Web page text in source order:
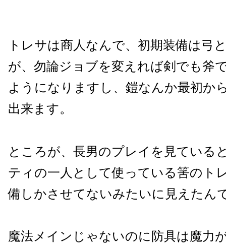
トレサは商人なんで、初期装備は弓
が、勿論ジョブを変えれば剣でも斧
ようになりますし、鎧なんか最初か
出来ます。
ところが、長男のプレイを見ている
ティの一人として使っている筈のト
備しかさせてないみたいに見えたん
魔法メインじゃないのに防具は魔力